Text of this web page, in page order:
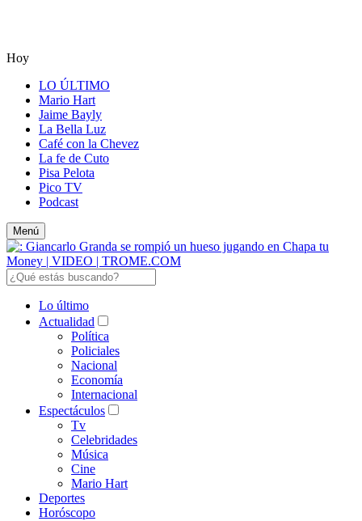
Hoy
LO ÚLTIMO
Mario Hart
Jaime Bayly
La Bella Luz
Café con la Chevez
La fe de Cuto
Pisa Pelota
Pico TV
Podcast
Menú
Lo último
Actualidad
Política
Policiales
Nacional
Economía
Internacional
Espectáculos
Tv
Celebridades
Música
Cine
Mario Hart
Deportes
Horóscopo